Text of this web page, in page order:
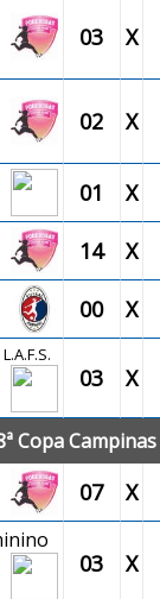
03 X
02 X
01 X
14 X
00 X
03 X
Copa
07 X
03 X